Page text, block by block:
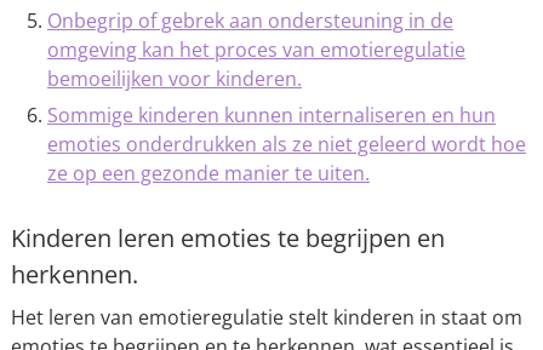
Onbegrip of gebrek aan ondersteuning in de
omgeving kan het proces van emotieregulatie
bemoeilijken voor kinderen.
Sommige kinderen kunnen internaliseren en hun
emoties onderdrukken als ze niet geleerd wordt hoe
ze op een gezonde manier te uiten.
Kinderen leren emoties te begrijpen en
herkennen.
Het leren van emotieregulatie stelt kinderen in staat om